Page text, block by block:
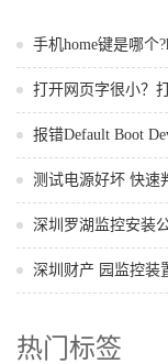
手机home键是哪个
打开网页字很小？
报错Default Boot
测试电源好坏 快速
深圳罗湖监控安装
深圳财产 园监控装
热门标签